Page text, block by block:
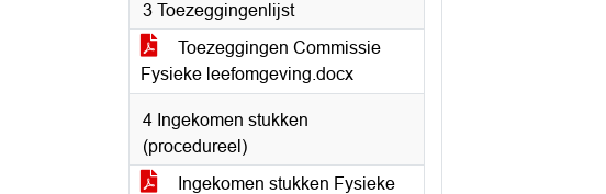
3 Toezeggingenlijst
Toezeggingen Commissie
Fysieke leefomgeving.docx
4 Ingekomen stukken
(procedureel)
Ingekomen stukken Fysieke